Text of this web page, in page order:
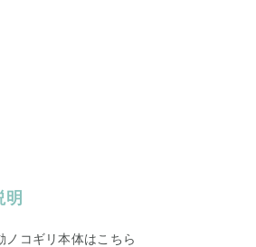
明
コギリ本体はこちら